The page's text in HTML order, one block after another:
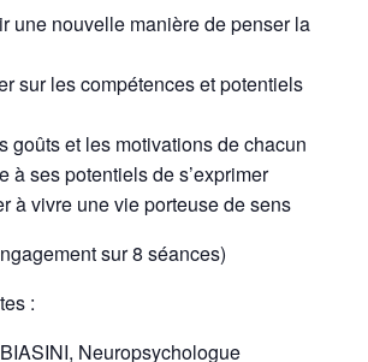
une nouvelle manière de penser la
sur les compétences et potentiels
goûtset les motivations de chacun
à ses potentielsde s’exprimer
à vivre une vie porteuse de sens
sur 8 séances)
:
Neuropsychologue